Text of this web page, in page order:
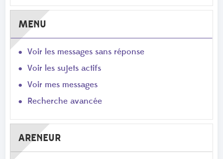
MENU
Voir les messages sans réponse
Voir les sujets actifs
Voir mes messages
Recherche avancée
ARENEUR